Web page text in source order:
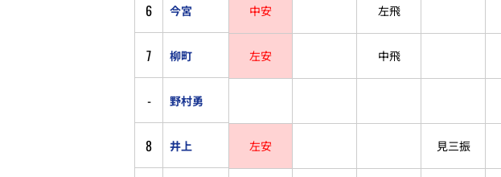
6 今宮 中安 左飛
7 柳町 左安 中飛
- 野村勇
8 井上 左安 見三振